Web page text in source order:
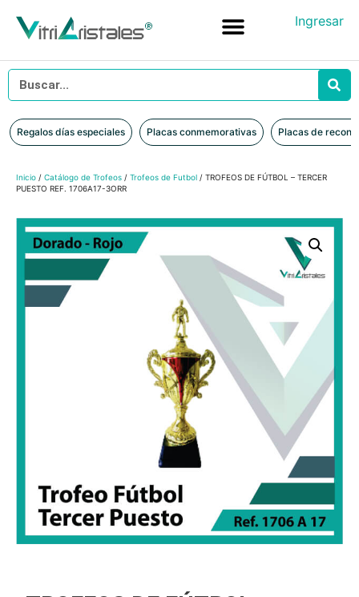
Ingresar
Regalos días especiales Placas conmemorativas Placas de
Inicio / Catálogo de Trofeos / Trofeos de Futbol / TROFEOS DE FÚTBOL – TERCER
PUESTO REF. 1706A17-3ORR